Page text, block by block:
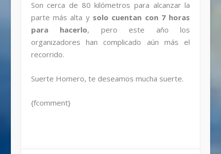
Son cerca de 80 kilómetros para alcanzar la
parte más alta y solo cuentan con 7 horas
para hacerlo, pero este año los
organizadores han complicado aún más el
recorrido.
Suerte Homero, te deseamos mucha suerte.
{fcomment}